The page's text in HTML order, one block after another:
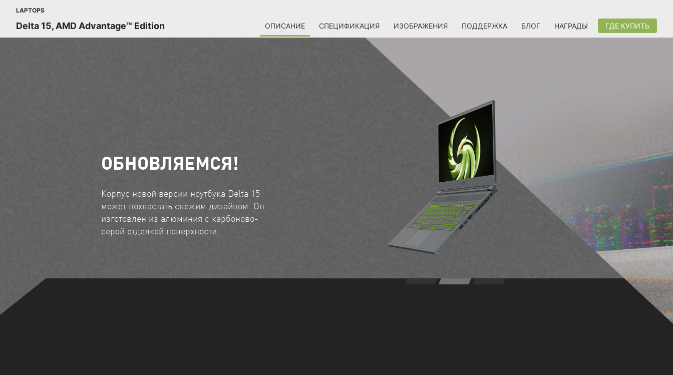
LAPTOPS
Delta 15, AMD Advantage™ Edition ОПИСАНИЕ СПЕЦИФИКАЦИЯ ИЗОБРАЖЕНИЯ ПОДДЕРЖКА БЛОГ НАГРАДЫ ГДЕ КУПИТЬ
ОБНОВЛЯЕМСЯ!
Корпус новой версии ноутбука Delta 15
может похвастать свежим дизайном. Он
изготовлен из алюминия с карбоново-
серой отделкой поверхности.